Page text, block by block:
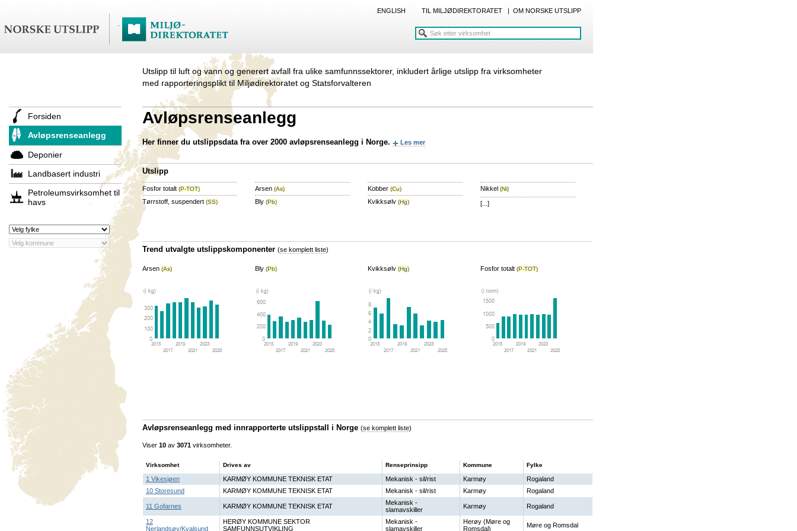
ENGLISH TIL MILJØDIREKTORATET | OM NORSKE UTSLIPP
Utslipp til luft og vann og generert avfall fra ulike samfunnssektorer, inkludert årlige utslipp fra virksomheter
med rapporteringsplikt til Miljødirektoratet og Statsforvalteren
Forsiden
Avløpsrenseanlegg
Deponier
Landbasert industri
Petroleumsvirksomhet til
havs
Avløpsrenseanlegg
Her finner du utslippsdata fra over 2000 avløpsrenseanlegg i Norge. Les mer
Utslipp
Fosfor totalt (P-TOT)
Tørrstoff, suspendert (SS)
Arsen (As)
Bly (Pb)
Kobber (Cu)
Kvikksølv (Hg)
Nikkel (Ni)
[...]
Trend utvalgte utslippskomponenter (se komplett liste)
Arsen (As) Bly (Pb) Kvikksølv (Hg) Fosfor totalt (P-TOT)
Avløpsrenseanlegg med innrapporterte utslippstall i Norge (se komplett liste)
Viser 10 av 3071 virksomheter.
Virksomhet Drives av Renseprinsipp Kommune Fylke
1 Vikesjøen KARMØY KOMMUNE TEKNISK ETAT Mekanisk - sil/rist Karmøy
Rogaland
10 Storesund
KARMØY KOMMUNE TEKNISK ETAT Mekanisk - sil/rist Karmøy Rogaland
11 Gofarnes KARMØY KOMMUNE TEKNISK ETAT
Mekanisk -
slamavskiller
Karmøy Rogaland
12
Nerlandsøy/Kvalsund
HERØY KOMMUNE SEKTOR
SAMFUNNSUTVIKLING
Mekanisk -
slamavskiller
Herøy (Møre og
Romsdal)
Møre og Romsdal